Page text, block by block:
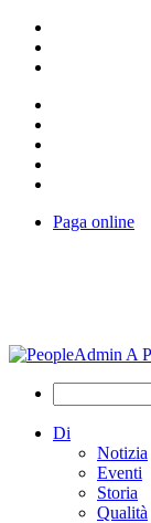
Paga online
Di
Notizia
Eventi
Storia
Qualità